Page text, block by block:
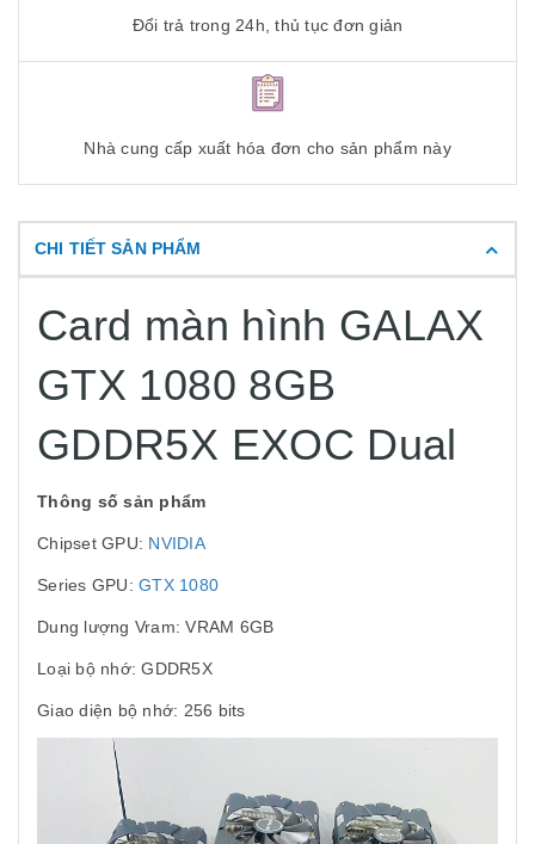
Đổi trả trong 24h, thủ tục đơn giản
Nhà cung cấp xuất hóa đơn cho sản phẩm này
CHI TIẾT SẢN PHẨM
Card màn hình GALAX
GTX 1080 8GB
GDDR5X EXOC Dual
Thông số sản phẩm
Chipset GPU: NVIDIA
Series GPU: GTX 1080
Dung lượng Vram: VRAM 6GB
Loại bộ nhớ: GDDR5X
Giao diện bộ nhớ: 256 bits